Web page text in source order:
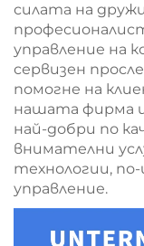
силата на
управление на
сервизен
помогне на
нашата фирма
най-добри по
внимателни
технологии,
управление.